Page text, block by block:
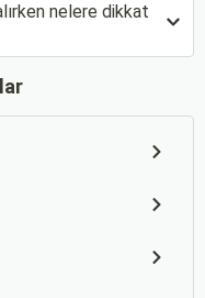
nelere dikkat